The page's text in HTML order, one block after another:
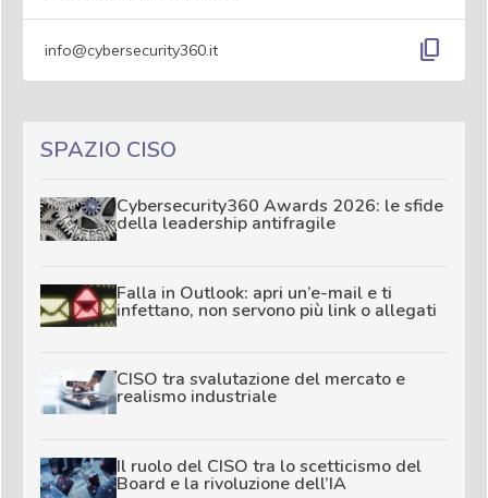
info@cybersecurity360.it content_copy
SPAZIO CISO
Cybersecurity360 Awards 2026: le sfide
della leadership antifragile
Falla in Outlook: apri un’e-mail e ti
infettano, non servono più link o allegati
CISO tra svalutazione del mercato e
realismo industriale
Il ruolo del CISO tra lo scetticismo del
Board e la rivoluzione dell’IA